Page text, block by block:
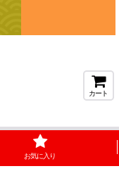
カート
お気に入り